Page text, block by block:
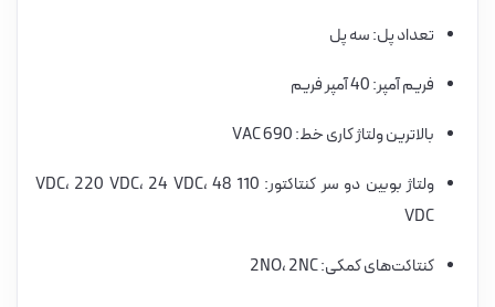
تعداد پل: سه پل
فریم آمپر: 40 آمپر فریم
بالاترین ولتاژ کاری خط: 690 VAC
ولتاژ بوبین دو سر کنتاکتور: 110 VDC، 220 VDC، 24 VDC، 48
VDC
کنتاکت‌های کمکی: 2NO، 2NC